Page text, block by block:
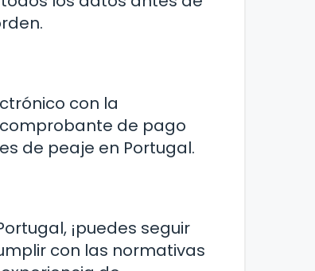
con la
de pago
de peaje en Portugal.
¡puedes seguir
con las normativas